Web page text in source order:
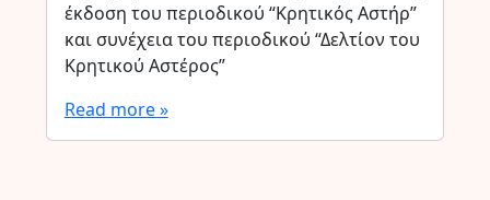
έκδοση του περιοδικού “Κρητικός Αστήρ”
και συνέχεια του περιοδικού “Δελτίον του
Κρητικού Αστέρος”
Read more »